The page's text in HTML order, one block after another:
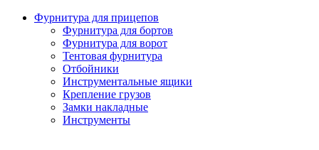
Фурнитура для прицепов
Фурнитура для бортов
Фурнитура для ворот
Тентовая фурнитура
Отбойники
Инструментальные ящики
Крепление грузов
Замки накладные
Инструменты